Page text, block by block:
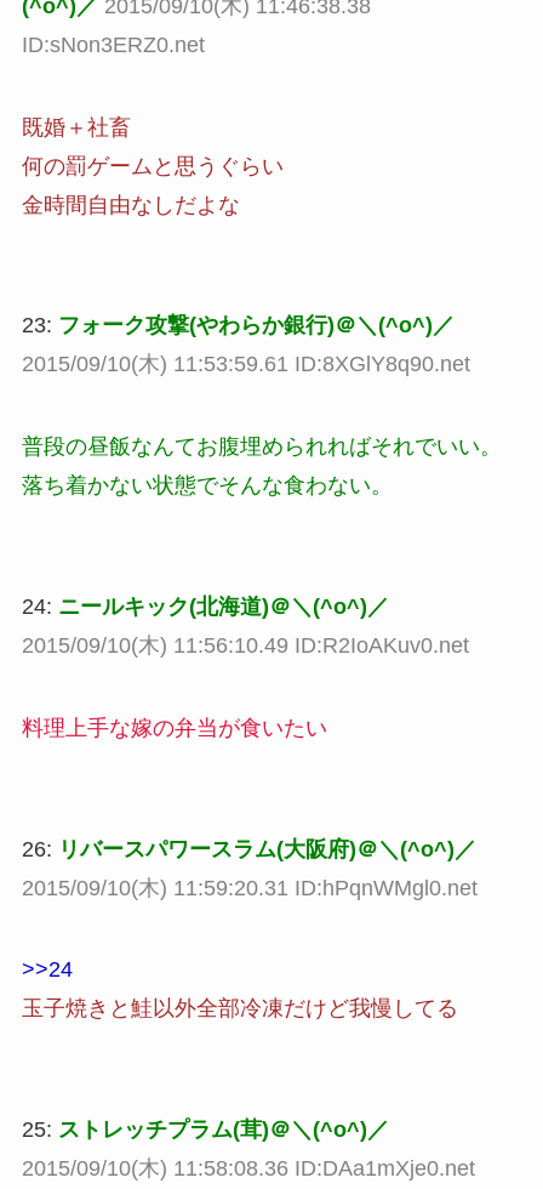
(^o^)／ 2015/09/10(木) 11:46:38.38
ID:sNon3ERZ0.net
既婚＋社畜
何の罰ゲームと思うぐらい
金時間自由なしだよな
23: フォーク攻撃(やわらか銀行)＠＼(^o^)／
2015/09/10(木) 11:53:59.61 ID:8XGlY8q90.net
普段の昼飯なんてお腹埋められればそれでいい。
落ち着かない状態でそんな食わない。
24: ニールキック(北海道)＠＼(^o^)／
2015/09/10(木) 11:56:10.49 ID:R2IoAKuv0.net
料理上手な嫁の弁当が食いたい
26: リバースパワースラム(大阪府)＠＼(^o^)／
2015/09/10(木) 11:59:20.31 ID:hPqnWMgl0.net
>>24
玉子焼きと鮭以外全部冷凍だけど我慢してる
25: ストレッチプラム(茸)＠＼(^o^)／
2015/09/10(木) 11:58:08.36 ID:DAa1mXje0.net